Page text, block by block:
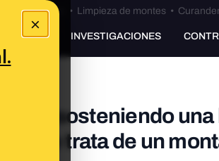
×
Bulos Ceuta • Limpieza de montes•
INVESTIGACIONES
sosteniendo
se trata de un